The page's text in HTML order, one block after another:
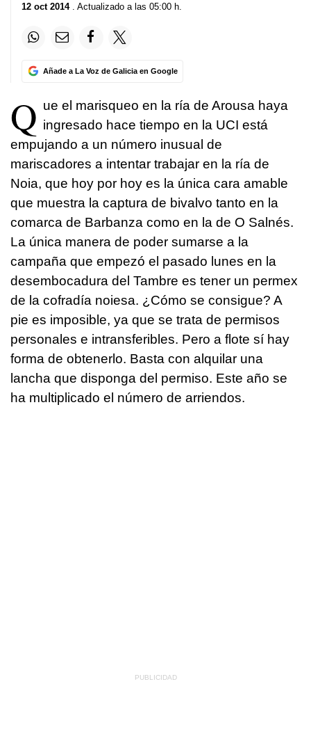
12 oct 2014. Actualizado a las 05:00 h.
Añade a La Voz de Galicia en Google
Q ue el marisqueo en la ría de Arousa haya
ingresado hace tiempo en la UCI está
empujando a un número inusual de
mariscadores a intentar trabajar en la ría de
Noia, que hoy por hoy es la única cara amable
que muestra la captura de bivalvo tanto en la
comarca de Barbanza como en la de O Salnés.
La única manera de poder sumarse a la
campaña que empezó el pasado lunes en la
desembocadura del Tambre es tener un permex
de la cofradía noiesa. ¿Cómo se consigue? A
pie es imposible, ya que se trata de permisos
personales e intransferibles. Pero a flote sí hay
forma de obtenerlo. Basta con alquilar una
lancha que disponga del permiso. Este año se
ha multiplicado el número de arriendos.